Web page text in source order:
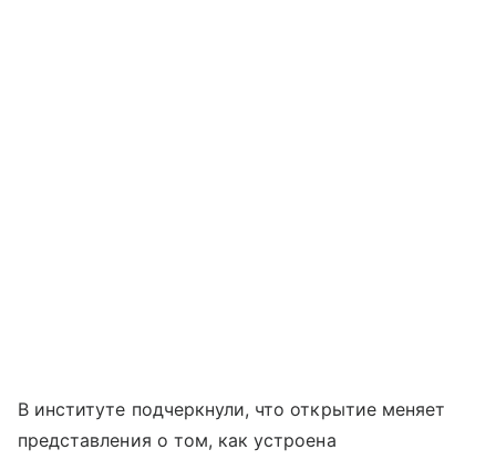
В институте подчеркнули, что открытие меняет
представления о том, как устроена